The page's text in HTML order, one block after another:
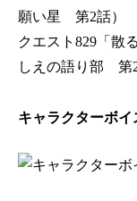
願い星 第2話）
クエスト829「散
しえの語り部 第2
キャラクターボイ